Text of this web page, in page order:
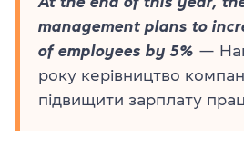
management plans to
of employees by 5% —
року керівництво
підвищити зарплату